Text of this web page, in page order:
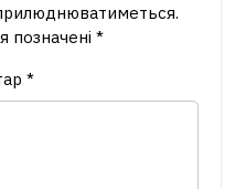
позначені *
*